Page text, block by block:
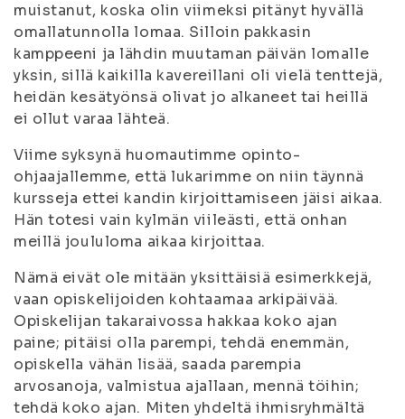
muistanut, koska olin viimeksi pitänyt hyvällä
omallatunnolla lomaa. Silloin pakkasin
kamppeeni ja lähdin muutaman päivän lomalle
yksin, sillä kaikilla kavereillani oli vielä tenttejä,
heidän kesätyönsä olivat jo alkaneet tai heillä
ei ollut varaa lähteä.
Viime syksynä huomautimme opinto-
ohjaajallemme, että lukarimme on niin täynnä
kursseja ettei kandin kirjoittamiseen jäisi aikaa.
Hän totesi vain kylmän viileästi, että onhan
meillä joululoma aikaa kirjoittaa.
Nämä eivät ole mitään yksittäisiä esimerkkejä,
vaan opiskelijoiden kohtaamaa arkipäivää.
Opiskelijan takaraivossa hakkaa koko ajan
paine; pitäisi olla parempi, tehdä enemmän,
opiskella vähän lisää, saada parempia
arvosanoja, valmistua ajallaan, mennä töihin;
tehdä koko ajan. Miten yhdeltä ihmisryhmältä